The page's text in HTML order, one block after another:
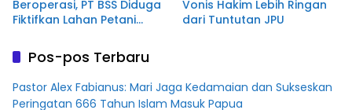
Beroperasi, PT BSS Diduga
Fiktifkan Lahan Petani
Vonis Hakim Lebih Ringan
dari Tuntutan JPU
Pos-pos Terbaru
Pastor Alex Fabianus: Mari Jaga Kedamaian dan Sukseskan
Peringatan 666 Tahun Islam Masuk Papua